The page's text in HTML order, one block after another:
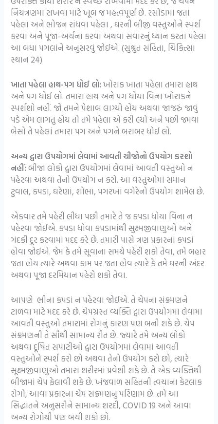
નિયંત્રણમાં રાખવા માટે ખૂબ જ મહત્વપૂર્ણ છે. રસોડામાં જતાં
પહેલા અને ભોજન રાંધવા પહેલા , ઘરની બીજી વસ્તુઓને સ્પર્શ
કરવા અને પૂજા-અર્ચના કરવા અથવા સવારનું ધ્યાન કરતા પહેલા
આ બધા પગલાંને અનુસરવું જોઈએ. (સુશ્રુત સંહિતા, ચિકિત્સા
સ્થાન 24)
ખાતા પહેલા હાથ-પગ ધોઈ લો:ખોરાક ખાતા પહેલા તમારા હાથ
અને પગ ધોઈ લો. તમારા હાથ અને પગ ધોયા વિના ખોરાકને
સ્પર્શશો નહીં. જો તમને પેશાબ લાગ્યો હોય અથવા જાજરું જાવું
પડે એમ લાગતું હોય તો તમે પહેલા એ કરી લ્યો અને પછી જમવા
બેસો તે પહેલાં તમારા પગ અને પગને બરાબર ધોઈ લો.
અન્ય દ્વારા ઉપયોગમાં લેવામાં આવતી ચીજોનો ઉપયોગ કરશો
નહીં:બીજા લોકો દ્વારા ઉપયોગમાં લેવામાં આવતી વસ્તુઓ ન
પહેરવા અથવા તેનો ઉપયોગ ન કરો. આ વસ્તુઓમાં સમાન
ટુવાલ, કપડા, ઘરેણાં, શોભા, પગરખાં વગેરેનો ઉપયોગ શામેલ છે.
એકવાર તમે પહેરી લીધા પછી તમારે તે જ કપડા ધોયા વિના ન
પહેરવા જોઈએ. કપડા ધોવા કપડામાંથી સુક્ષ્મજીવાણુઓ અને
ગંદકી દૂર કરવામાં મદદ કરે છે. તમારી પાસે ત્રણ પ્રકારનાં કપડાં
હોવા જોઈએ. જેમ કે તમે સૂવાના સમયે પહેરી શકો તેવા, તમે બહાર
જતા હોય ત્યારે અથવા કામ પર જતા હોવ ત્યારે કે તમે ઘરની અંદર
અથવા પૂજા દરમિયાન પહેરો શકો તેવા.
આપણે ભીના કપડાં ન પહેરવા જોઈએ. તે ચેપના સંક્રમણને
ટાળવા માટે મદદ કરે છે. ચેપગ્રસ્ત વ્યક્તિ દ્વારા ઉપયોગમાં લેવામાં
આવતી વસ્તુઓ તમારામાં રોગનું કારણ પણ બની શકે છે. ચેપ
સંક્રમણની તે સૌથી સામાન્ય રીત છે. જ્યારે તમે અન્ય લોકો
અથવા દૂષિત સપાટીઓ દ્વારા ઉપયોગમાં લેવામાં આવતી
વસ્તુઓને સ્પર્શ કરો છો અથવા તેનો ઉપયોગ કરો છો, ત્યારે
સૂક્ષ્મજીવાણુઓ તમારા શરીરમાં પ્રવેશી શકે છે. તે એક વ્યક્તિથી
બીજામાં ચેપ ફેલાવી શકે છે. ખંજવાળ સહિતની ત્વચાના કેટલાક
રોગો, આવા પ્રકારનાં ચેપ સંક્રમણનું પરિણામ છે. તમે આ
સિદ્ધાંતને અનુસરીને સામાન્ય શરદી, COVID 19 અને આવા
અન્ય રોગોથી પણ બચી શકો છો.